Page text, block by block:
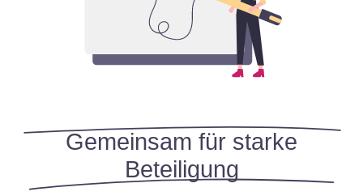
Gemeinsam für starke
Beteiligung